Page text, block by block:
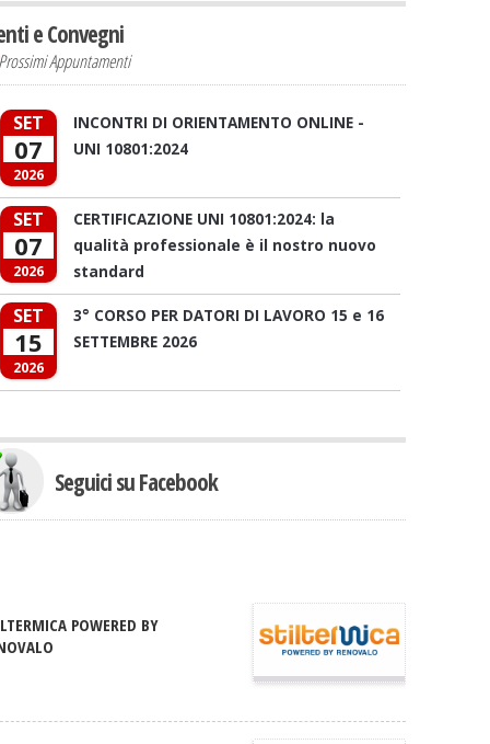
e Convegni
Appuntamenti
SET
07
2026
INCONTRI DI ORIENTAMENTO ONLINE -
UNI 10801:2024
SET
07
2026
CERTIFICAZIONE UNI 10801:2024: la
qualità professionale è il nostro nuovo
standard
SET
15
2026
3° CORSO PER DATORI DI LAVORO 15 e 16
SETTEMBRE 2026
Seguici su Facebook
POWERED BY